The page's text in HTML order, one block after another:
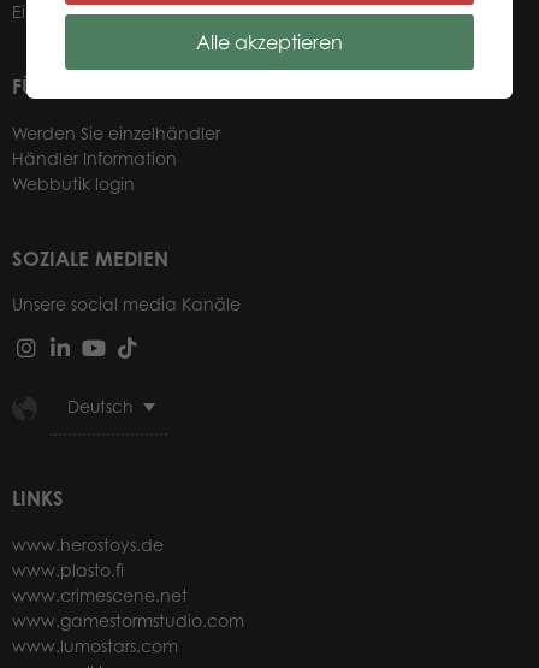
Einzelhändler
FÜR UNSERE EINZELHÄNDLER
Werden Sie einzelhändler
Händler Information
Webbutik login
SOZIALE MEDIEN
Unsere social media Kanäle
Deutsch
LINKS
www.herostoys.de
www.plasto.fi
www.crimescene.net
www.gamestormstudio.com
www.lumostars.com
Alle akzeptieren